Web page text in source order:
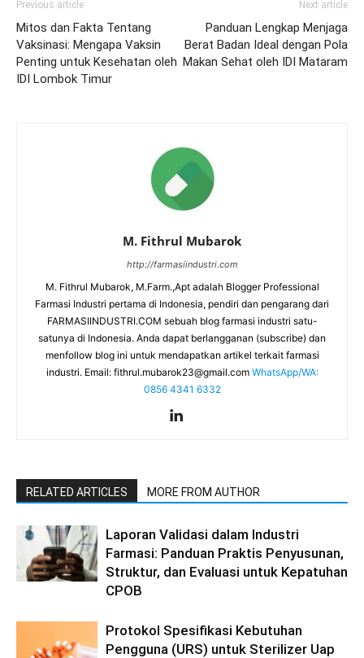
Previous article
Mitos dan Fakta Tentang
Vaksinasi: Mengapa Vaksin
Penting untuk Kesehatan oleh
IDI Lombok Timur
Next article
Panduan Lengkap Menjaga
Berat Badan Ideal dengan Pola
Makan Sehat oleh IDI Mataram
M. Fithrul Mubarok
http://farmasiindustri.com
M. Fithrul Mubarok, M.Farm.,Apt adalah Blogger Professional
Farmasi Industri pertama di Indonesia, pendiri dan pengarang dari
FARMASIINDUSTRI.COM sebuah blog farmasi industri satu-
satunya di Indonesia. Anda dapat berlangganan (subscribe) dan
menfollow blog ini untuk mendapatkan artikel terkait farmasi
industri. Email: fithrul.mubarok23@gmail.com WhatsApp/WA:
0856 4341 6332
RELATED ARTICLES MORE FROM AUTHOR
Laporan Validasi dalam Industri
Farmasi: Panduan Praktis Penyusunan,
Struktur, dan Evaluasi untuk Kepatuhan
CPOB
Protokol Spesifikasi Kebutuhan
Pengguna (URS) untuk Sterilizer Uap